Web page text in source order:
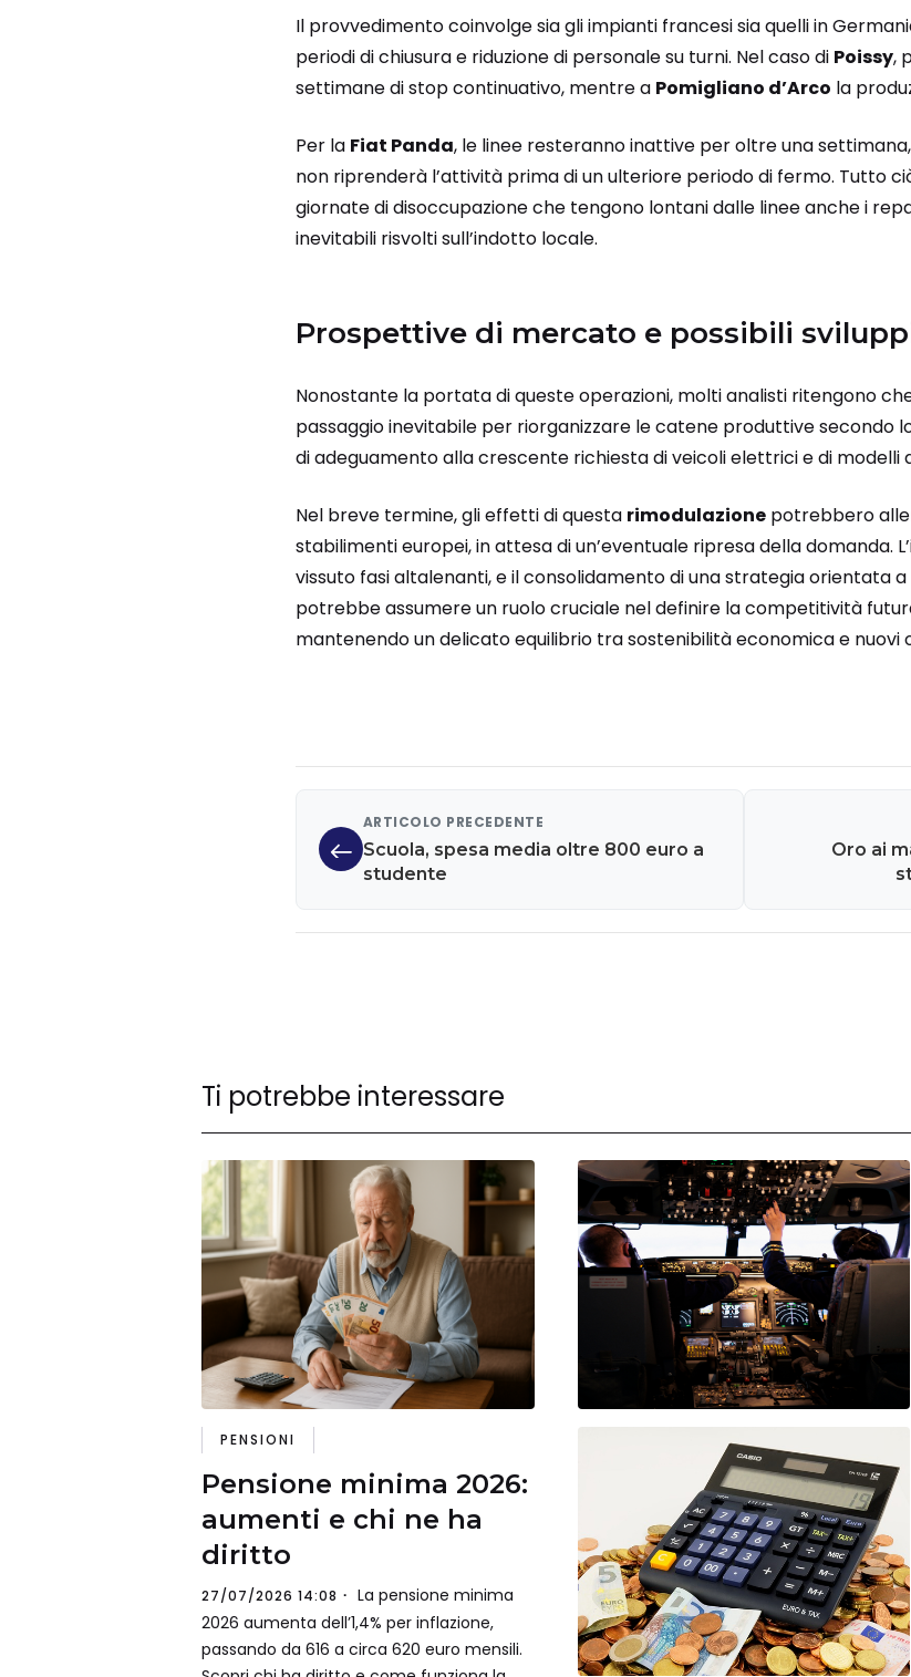
Il provvedimento coinvolge sia gli impianti francesi sia quelli in
periodi di chiusura e riduzione di personale su turni. Nel caso di Poissy,
settimane di stop continuativo, mentre a Pomigliano d’Arco la
Per la Fiat Panda, le linee resteranno inattive per oltre una
non riprenderà l’attività prima di un ulteriore periodo di fermo. Tutto
giornate di disoccupazione che tengono lontani dalle linee anche i
inevitabili risvolti sull’indotto locale.
Prospettive di mercato e possibili
Nonostante la portata di queste operazioni, molti analisti ritengono
passaggio inevitabile per riorganizzare le catene produttive secondo
di adeguamento alla crescente richiesta di veicoli elettrici e di
Nel breve termine, gli effetti di questa rimodulazionepotrebbero
stabilimenti europei, in attesa di un’eventuale ripresa della domanda.
vissuto fasi altalenanti, e il consolidamento di una strategia orientata
potrebbe assumere un ruolo cruciale nel definire la competitività
mantenendo un delicato equilibrio tra sostenibilità economica e nuovi
ARTICOLO PRECEDENTE
Scuola, spesa media oltre 800 euro a
studente
Oro ai
Ti potrebbe interessare
PENSIONI
Pensione minima 2026:
aumenti e chi ne ha
diritto
27/07/2026 14:08
La pensione minima
2026 aumenta dell’1,4% per inflazione,
passando da 616 a circa 620 euro mensili.